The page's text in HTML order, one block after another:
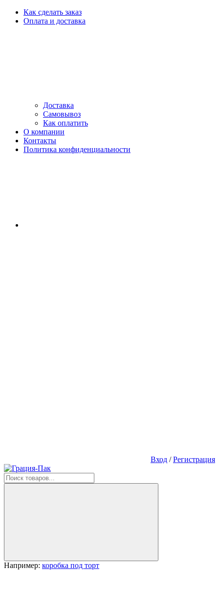
Как сделать заказ
Оплата и доставка
Доставка
Самовывоз
Как оплатить
О компании
Контакты
Политика конфиденциальности
Вход /Регистрация
Например: коробка под торт